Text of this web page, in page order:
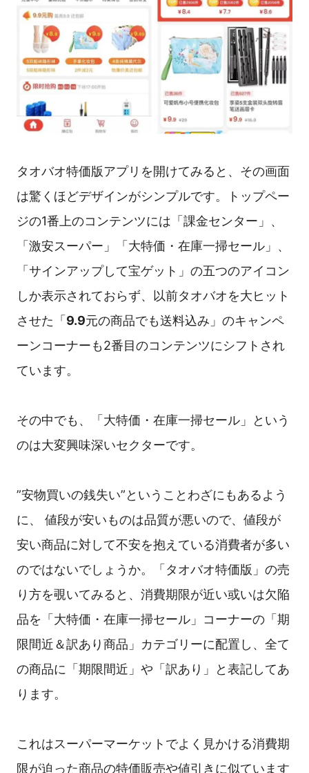
タオバオ特価版アプリを開けてみると、その画面
は驚くほどデザインがシンプルです。トップペー
ジの1番上のコンテンツには「課金センター」、
「激安スーパー」「大特価・在庫一掃セール」、
「サインアップして宝ゲット」の五つのアイコン
しか表示されておらず、以前タオバオを大ヒット
させた「 9.9元の商品でも送料込み」のキャンペ
ーンコーナーも2番目のコンテンツにシフトされ
ています。
その中でも、「大特価・在庫一掃セール」という
のは大変興味深いセクターです。
”安物買いの銭失い”ということわざにもあるよう
に、 値段が安いものは品質が悪いので、値段が
安い商品に対して不安を抱えている消費者が多い
のではないでしょうか。「タオバオ特価版」の売
り方を覗いてみると、消費期限が近い或いは欠陥
品を「大特価・在庫一掃セール」コーナーの「期
限間近＆訳あり商品」カテゴリーに配置し、全て
の商品に「期限間近」や「訳あり」と表記してあ
ります。
これはスーパーマーケットでよく見かける消費期
限が迫った商品の特価販売や値引きに似ています